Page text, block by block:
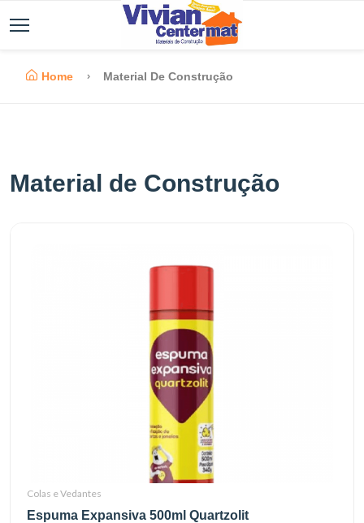
Home Material De Construção
Material de Construção
Colas e Vedantes
Espuma Expansiva 500ml Quartzolit